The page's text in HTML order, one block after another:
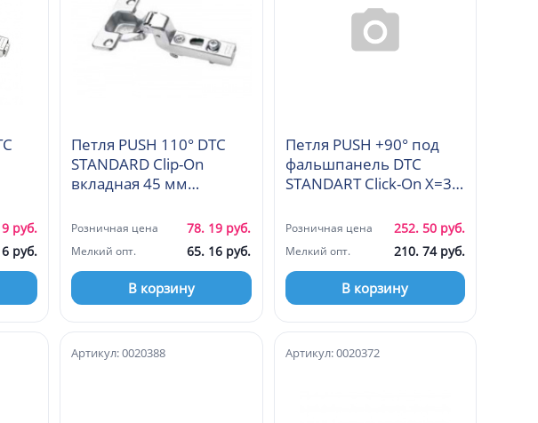
руб.
руб.
Петля PUSH 110° DTC
STANDARD Clip-On
вкладная 45 мм
Розничная цена 78. 19 руб.
Мелкий опт. 65. 16 руб.
В корзину
Петля PUSH +90° под
фальшпанель DTC
STANDART Click-On X=37
Розничная цена 252. 50 руб.
Мелкий опт. 210. 74 руб.
В корзину
Артикул: 0020388 Артикул: 0020372